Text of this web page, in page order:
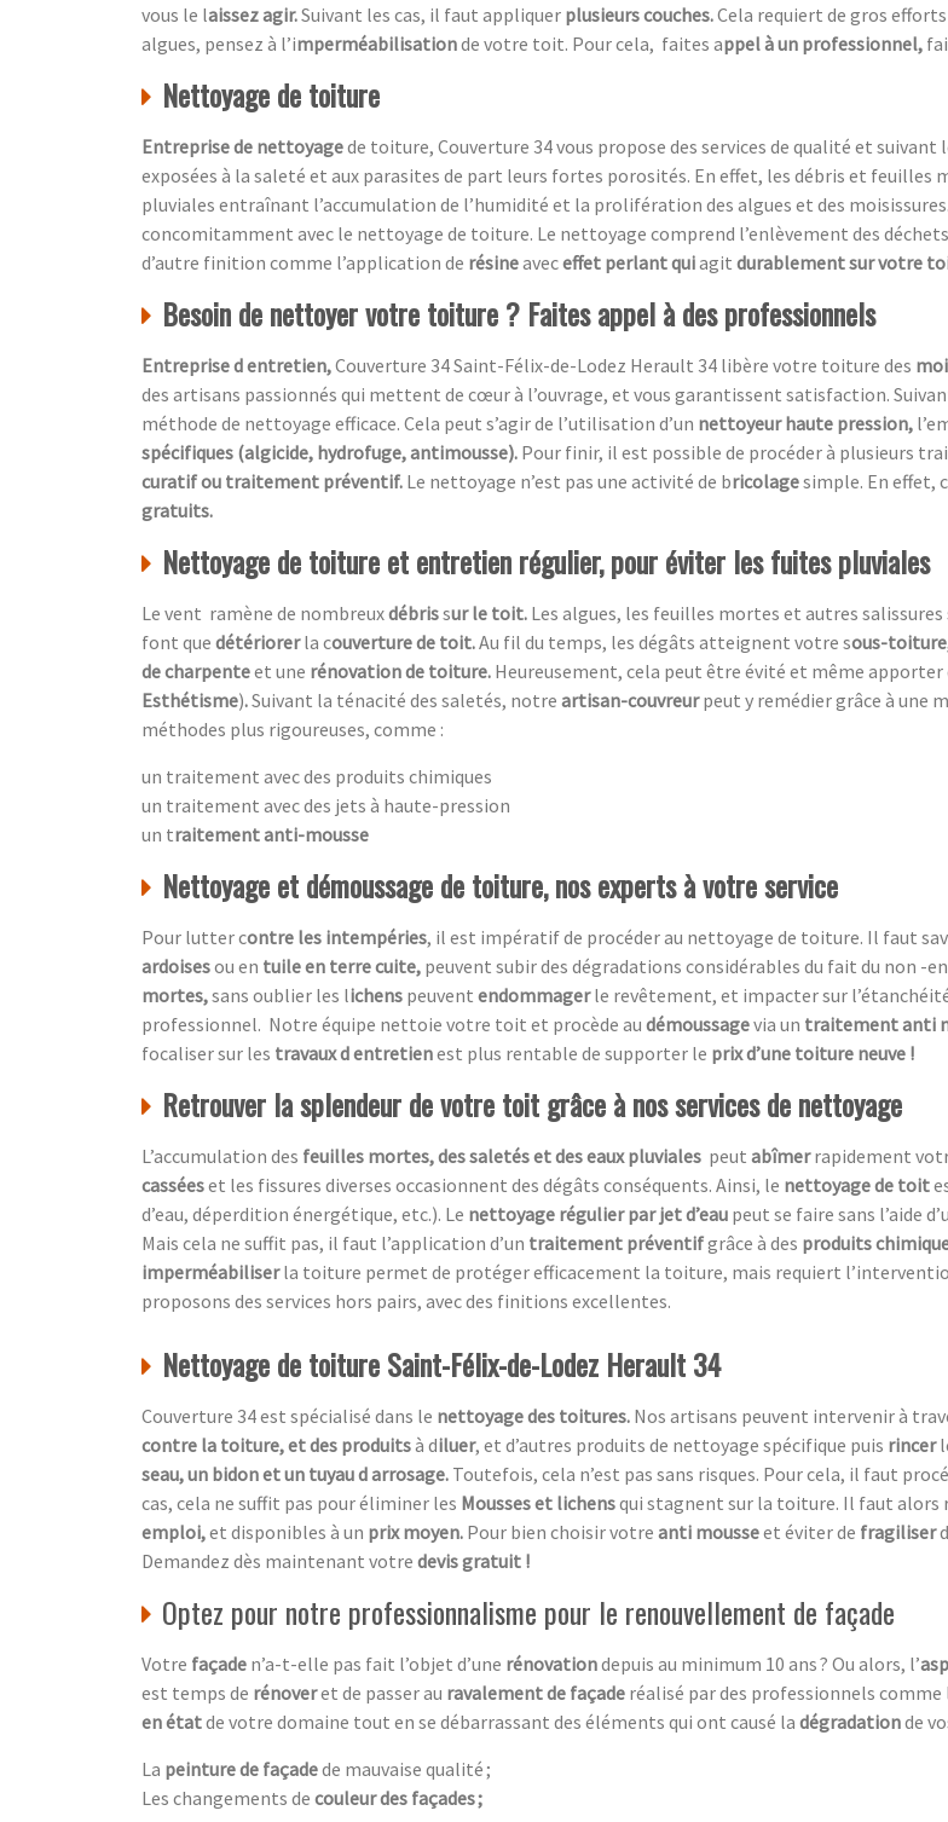
vous le laissez agir.Suivant les cas, il faut appliquer plusieurs couches.Cela requiert de gros
algues, pensez à l’imperméabilisationde votre toit. Pour cela, faites appel à un professionnel,
Nettoyage de toiture
Entreprise de nettoyagede toiture, Couverture 34 vous propose des services de qualité et suivant
exposées à la saleté et aux parasites de part leurs fortes porosités. En effet, les débris et feuilles
pluviales entraînant l’accumulation de l’humidité et la prolifération des algues et des
concomitamment avec le nettoyage de toiture. Le nettoyage comprend l’enlèvement des
d’autre finition comme l’application de résineaveceffet perlant quiagit durablement sur votre
Besoin de nettoyer votre toiture ? Faites appel à des professionnels
Entreprise d entretien,Couverture 34 Saint-Félix-de-Lodez Herault 34 libère votre toiture des
des artisans passionnés qui mettent de cœur à l’ouvrage, et vous garantissent satisfaction.
méthode de nettoyage efficace. Cela peut s’agir de l’utilisation d’un nettoyeur haute pression,
spécifiques (algicide, hydrofuge, antimousse). Pour finir, il est possible de procéder à plusieurs
curatif ou traitement préventif. Le nettoyage n’est pas une activité de bricolagesimple. En effet,
gratuits.
Nettoyage de toiture et entretien régulier, pour éviter les fuites pluviales
Le vent ramène de nombreuxdébrissur le toit. Les algues, les feuilles mortes et autres
font que détériorerla couverture de toit.Au fil du temps, les dégâts atteignent votre sous-
de charpenteet une rénovation de toiture. Heureusement, cela peut être évité et même apporter
Esthétisme).Suivant la ténacité des saletés, notre artisan-couvreurpeut y remédier grâce à une
méthodes plus rigoureuses, comme :
un traitement avec des produits chimiques
un traitement avec des jets à haute-pression
un traitement anti-mousse
Nettoyage et démoussage de toiture, nos experts à votre service
Pour lutter contre les intempéries, il est impératif de procéder au nettoyage de toiture. Il faut
ardoisesou en tuile en terre cuite, peuvent subir des dégradations considérables du fait du non -
mortes,sans oublier les lichens peuvent endommagerle revêtement, et impacter sur
professionnel. Notre équipe nettoie votre toit et procède au démoussagevia un traitement anti
focaliser sur les travaux d entretienest plus rentable de supporter le prix d’une toiture neuve !
Retrouver la splendeur de votre toit grâce à nos services de nettoyage
L’accumulation des feuilles mortes, des saletés et des eaux pluviales peut abîmerrapidement
casséeset les fissures diverses occasionnent des dégâts conséquents. Ainsi, le nettoyage de toit
d’eau, déperdition énergétique, etc.). Le nettoyage régulier par jet d’eau peut se faire sans l’aide
Mais cela ne suffit pas, il faut l’application d’un traitement préventifgrâce à des produits
imperméabiliserla toiture permet de protéger efficacement la toiture, mais requiert
proposons des services hors pairs, avec des finitions excellentes.
Nettoyage de toiture Saint-Félix-de-Lodez Herault 34
Couverture 34 est spécialisé dans le nettoyage des toitures. Nos artisans peuvent intervenir à
contre la toiture, et des produitsà diluer, et d’autres produits de nettoyage spécifique puis rincer
seau, un bidon et un tuyau d arrosage. Toutefois, cela n’est pas sans risques. Pour cela, il faut
cas, cela ne suffit pas pour éliminer les Mousses et lichensqui stagnent sur la toiture. Il faut alors
emploi,et disponibles à un prix moyen. Pour bien choisir votre anti mousseet éviter de fragiliser
Demandez dès maintenant votre devis gratuit !
Optez pour notre professionnalisme pour le renouvellement de façade
Votre façade n’a-t-elle pas fait l’objet d’une rénovationdepuis au minimum 10 ans ? Ou alors, l’
est temps de rénoveret de passer au ravalement de façade réalisé par des professionnels comme
en étatde votre domaine tout en se débarrassant des éléments qui ont causé la dégradationde
La peinture de façadede mauvaise qualité ;
Les changements de couleur des façades ;